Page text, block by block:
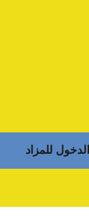
الدخول للمزاد